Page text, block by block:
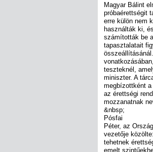
Magyar Bálint
próbaérettségit
erre külön nem
használták ki,
számították be
tapasztalatait
teszteknél,
miniszter. A
megbízottként
az érettségi
mozzanatnak
&nbsp;
Pósfai
Péter, az
vezetője
tehetnek
emelt